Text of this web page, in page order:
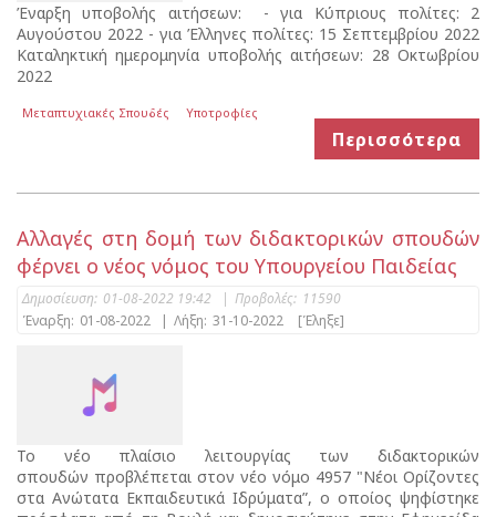
Έναρξη υποβολής αιτήσεων: - για Κύπριους πολίτες: 2
Αυγούστου 2022 - για Έλληνες πολίτες: 15 Σεπτεμβρίου 2022
Καταληκτική ημερομηνία υποβολής αιτήσεων: 28 Οκτωβρίου
2022
Μεταπτυχιακές Σπουδές Υποτροφίες
Περισσότερα
Αλλαγές στη δομή των διδακτορικών σπουδών
φέρνει ο νέος νόμος του Υπουργείου Παιδείας
Δημοσίευση: 01-08-2022 19:42 | Προβολές: 11590
Έναρξη: 01-08-2022 | Λήξη: 31-10-2022 [Έληξε]
Το νέο πλαίσιο λειτουργίας των διδακτορικών
σπουδών προβλέπεται στον νέο νόμο 4957 "Νέοι Ορίζοντες
στα Ανώτατα Εκπαιδευτικά Ιδρύματα”, ο οποίος ψηφίστηκε